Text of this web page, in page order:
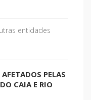
entidades
PELAS
CAIA E RIO